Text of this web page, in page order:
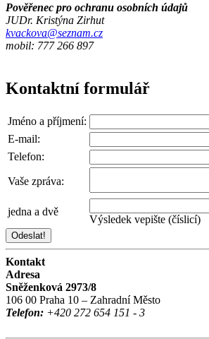
Pověřenec pro ochranu osobních údajů
JUDr. Kristýna Zirhut
kvackova@seznam.cz
mobil: 777 266 897
Kontaktní formulář
Jméno a příjmení:
E-mail:
Telefon:
Vaše zpráva:
jedna a dvě
Výsledek vepište (číslicí)
Kontakt
Adresa
Sněženková 2973/8
106 00 Praha 10 – Zahradní Město
Telefon: +420 272 654 151 - 3